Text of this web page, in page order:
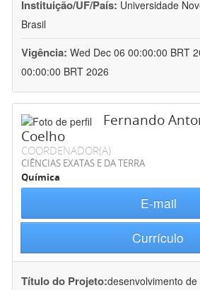
Instituição/UF/País: Universidade
Brasil
Vigência: Wed Dec 06 00:00:00 BRT
00:00:00 BRT 2026
Fernando
Coelho
COORDENADOR(A)
CIÊNCIAS EXATAS E DA TERRA
Química
E-mail
Currículo
Título do Projeto:desenvolvimento